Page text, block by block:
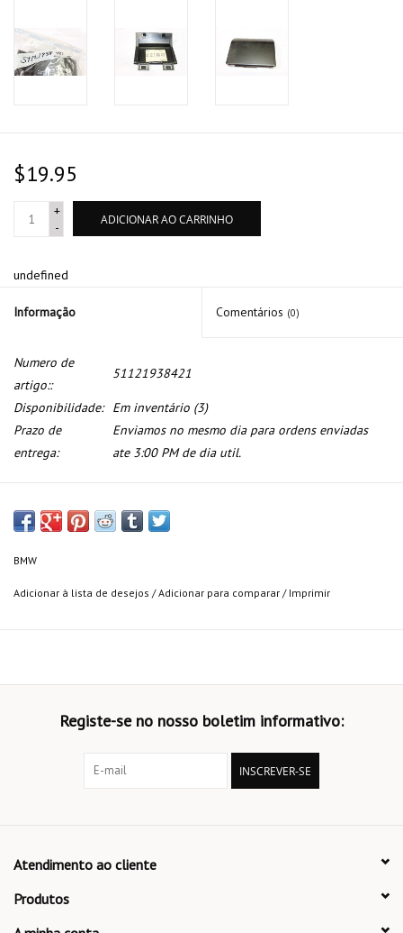
$19.95
+
-
ADICIONAR AO CARRINHO
undefined
Informação Comentários (0)
Numero de
artigo::
51121938421
Disponibilidade: Em inventário (3)
Prazo de
entrega:
Enviamos no mesmo dia para ordens enviadas
ate 3:00 PM de dia util.
BMW
Adicionar à lista de desejos /Adicionar para comparar / Imprimir
Registe-se no nosso boletim informativo:
INSCREVER-SE
Atendimento ao cliente
Produtos